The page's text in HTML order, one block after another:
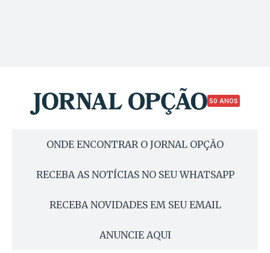
50 ANOS
ONDE ENCONTRAR O JORNAL OPÇÃO
RECEBA AS NOTÍCIAS NO SEU WHATSAPP
RECEBA NOVIDADES EM SEU EMAIL
ANUNCIE AQUI